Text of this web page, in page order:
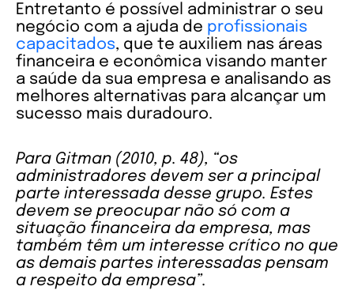
Entretanto é possível administrar o seu
negócio com a ajuda de profissionais
capacitados, que te auxiliem nas áreas
financeira e econômica visando manter
a saúde da sua empresa e analisando as
melhores alternativas para alcançar um
sucesso mais duradouro.
Para Gitman (2010, p. 48), “os
administradores devem ser a principal
parte interessada desse grupo. Estes
devem se preocupar não só com a
situação financeira da empresa, mas
também têm um interesse crítico no que
as demais partes interessadas pensam
a respeito da empresa”.